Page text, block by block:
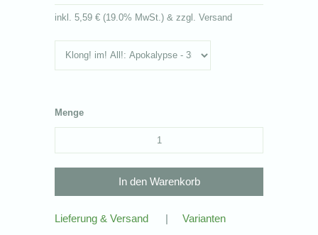
inkl.5,59 € (19.0% MwSt.) & zzgl. Versand
Menge
Lieferung & Versand | Varianten